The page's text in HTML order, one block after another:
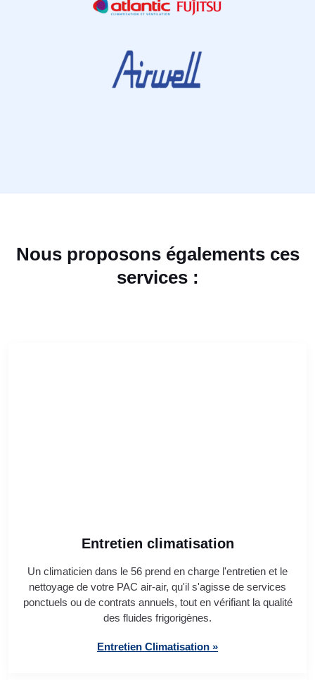
Nous proposons égalements ces
services :
Entretien climatisation
Un climaticien dans le 56 prend en charge l'entretien et le
nettoyage de votre PAC air-air, qu'il s'agisse de services
ponctuels ou de contrats annuels, tout en vérifiant la qualité
des fluides frigorigènes.
Entretien Climatisation »